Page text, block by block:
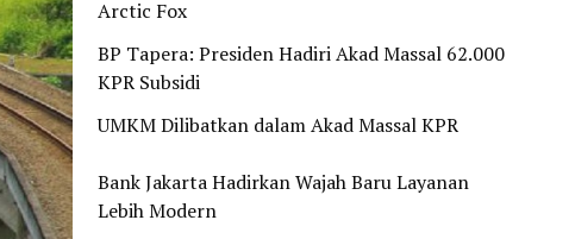
Arctic Fox
BP Tapera: Presiden Hadiri Akad Massal 62.000
KPR Subsidi
UMKM Dilibatkan dalam Akad Massal KPR
Bank Jakarta Hadirkan Wajah Baru Layanan
Lebih Modern